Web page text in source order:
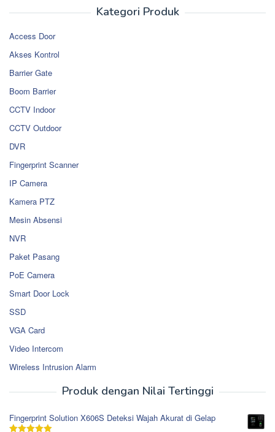
Kategori Produk
Access Door
Akses Kontrol
Barrier Gate
Boom Barrier
CCTV Indoor
CCTV Outdoor
DVR
Fingerprint Scanner
IP Camera
Kamera PTZ
Mesin Absensi
NVR
Paket Pasang
PoE Camera
Smart Door Lock
SSD
VGA Card
Video Intercom
Wireless Intrusion Alarm
Produk dengan Nilai Tertinggi
Fingerprint Solution X606S Deteksi Wajah Akurat di Gelap